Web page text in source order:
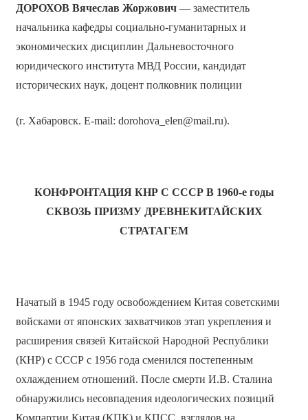
ДОРОХОВ Вячеслав Жоржович— заместитель
начальника кафедры социально-гуманитарных и
экономических дисциплин Дальневосточного
юридического института МВД России, кандидат
исторических наук, доцент полковник полиции
(г. Хабаровск. E-mail: dorohova_elen@mail.ru).
КОНФРОНТАЦИЯ КНР С СССР В 1960-е годы
СКВОЗЬ ПРИЗМУ ДРЕВНЕКИТАЙСКИХ
СТРАТАГЕМ
Начатый в 1945 году освобождением Китая советскими
войсками от японских захватчиков этап укрепления и
расширения связей Китайской Народной Республики
(КНР) с СССР с 1956 года сменился постепенным
охлаждением отношений. После смерти И.В. Сталина
обнаружились несовпадения идеологических позиций